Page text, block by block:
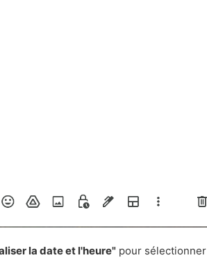
la date et l'heure" pour sélectionner